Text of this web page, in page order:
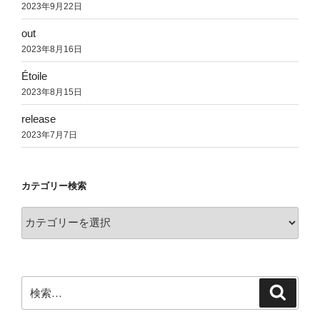
2023年9月22日
out
2023年8月16日
Étoile
2023年8月15日
release
2023年7月7日
カテゴリー検索
テ
検
索: